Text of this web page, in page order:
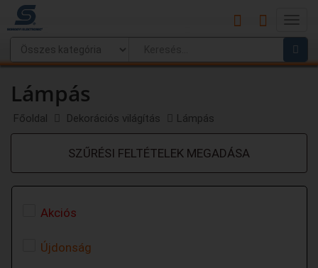
Main
Menu
Lámpás
Főoldal Dekorációs világítás Lámpás
SZŰRÉSI FELTÉTELEK MEGADÁSA
Akciós
Újdonság